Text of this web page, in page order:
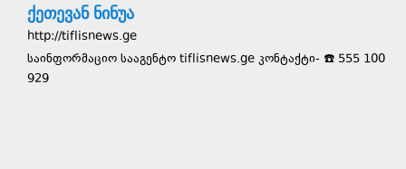
ქეთევან ნინუა
http://tiflisnews.ge
საინფორმაციო სააგენტო tiflisnews.ge კონტაქტი- ☎️ 555 100
929